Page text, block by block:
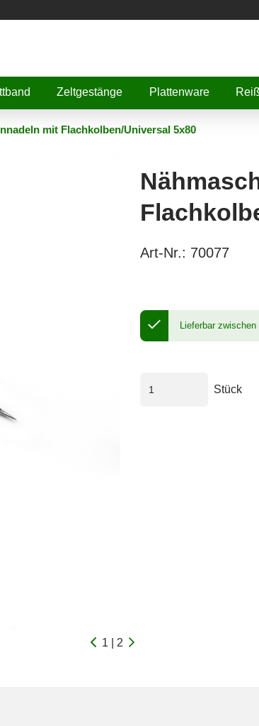
Zeltgestänge Plattenware
mit Flachkolben/Universal 5x80
1 | 2
Art-Nr.: 70077
Lieferbar zwischen
Stück